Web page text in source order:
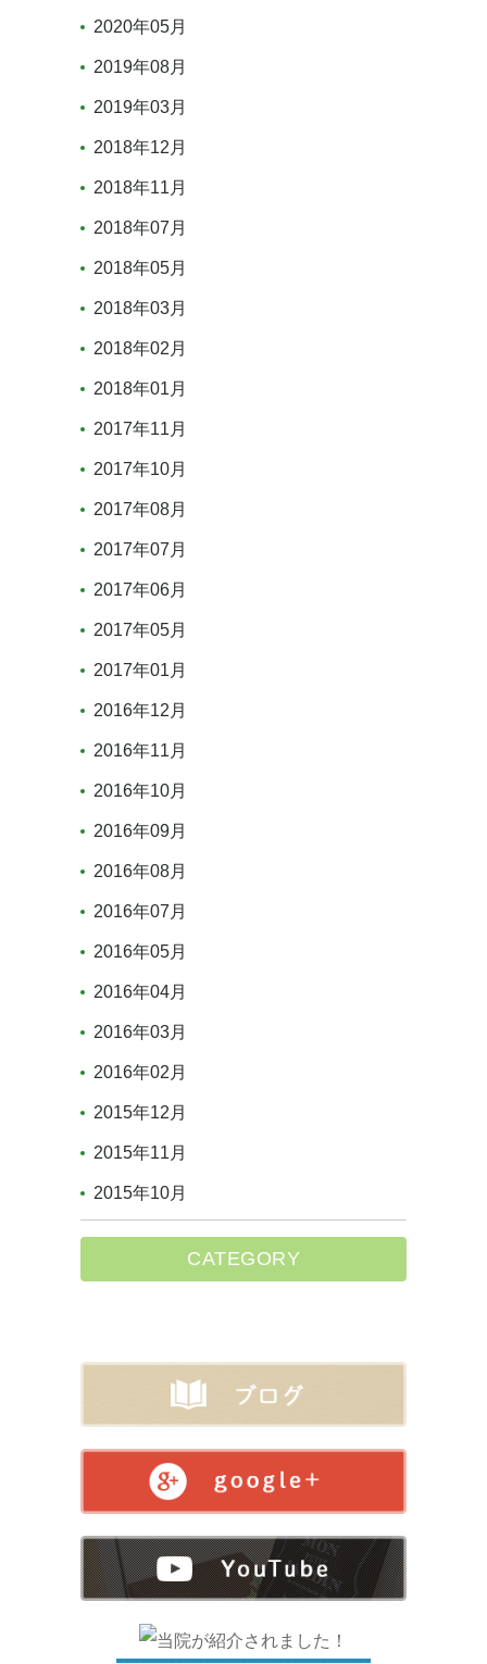
2020年05月
2019年08月
2019年03月
2018年12月
2018年11月
2018年07月
2018年05月
2018年03月
2018年02月
2018年01月
2017年11月
2017年10月
2017年08月
2017年07月
2017年06月
2017年05月
2017年01月
2016年12月
2016年11月
2016年10月
2016年09月
2016年08月
2016年07月
2016年05月
2016年04月
2016年03月
2016年02月
2015年12月
2015年11月
2015年10月
CATEGORY